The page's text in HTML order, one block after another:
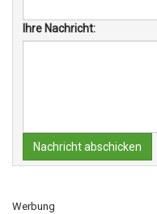
Ihre Nachricht:
Nachricht abschicken
Werbung